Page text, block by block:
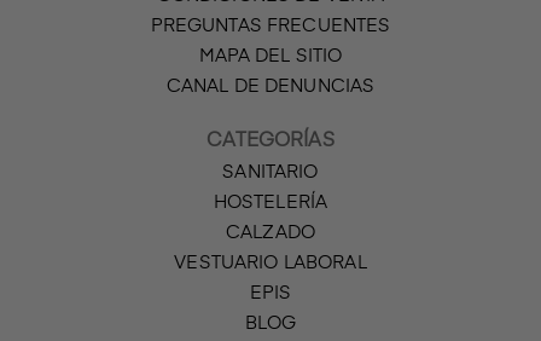
PREGUNTAS FRECUENTES
MAPA DEL SITIO
CANAL DE DENUNCIAS
CATEGORÍAS
SANITARIO
HOSTELERÍA
CALZADO
VESTUARIO LABORAL
EPIS
BLOG